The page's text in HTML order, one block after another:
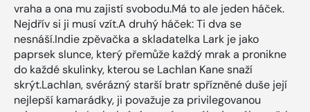
vraha a ona mu zajistí svobodu.Má to ale jeden háček.
Nejdřív si ji musí vzít.A druhý háček: Ti dva se
nesnáší.Indie zpěvačka a skladatelka Lark je jako
paprsek slunce, který přemůže každý mrak a pronikne
do každé skulinky, kterou se Lachlan Kane snaží
skrýt.Lachlan, svérázný starší bratr spřízněné duše její
nejlepší kamarádky, ji považuje za privilegovanou